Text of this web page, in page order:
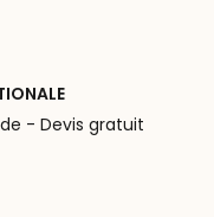
- Devis gratuit